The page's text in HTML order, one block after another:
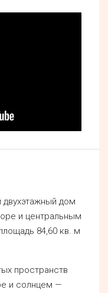
двухэтажный дом
и центральным
84,60 кв. м
пространств
и солнцем —